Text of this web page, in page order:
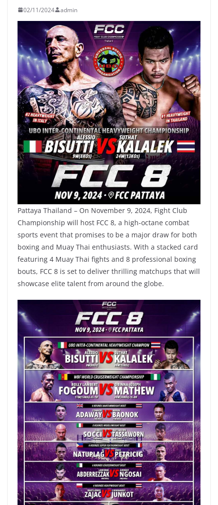
02/11/2024 admin
Pattaya Thailand – On November 9, 2024, Fight Club
Championship will host FCC 8, a high-octane combat
sports event that promises to be a major draw for both
boxing and Muay Thai enthusiasts. With a stacked card
featuring 4 Muay Thai fights and 8 professional boxing
bouts, FCC 8 is set to deliver thrilling matchups that will
showcase elite talent from around the globe.